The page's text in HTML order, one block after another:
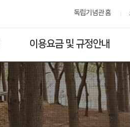
독립기념관 홈
이용요금 및 규정안내